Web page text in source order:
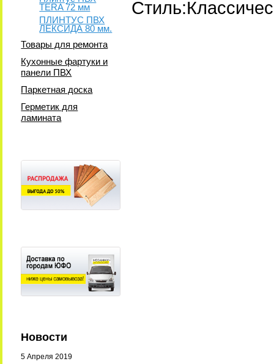
TERA 72 мм
ПЛИНТУС ПВХ
ЛЕКСИДА 80 мм.
Товары для ремонта
Кухонные фартуки и
панели ПВХ
Паркетная доска
Герметик для
ламината
Новости
5 Апреля 2019